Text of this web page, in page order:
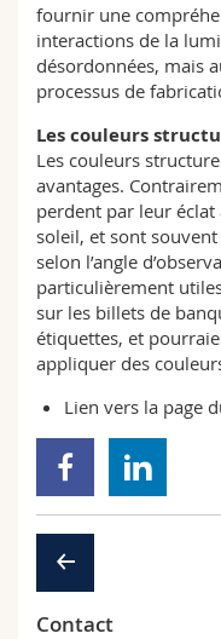
fournir une
interactions de la
désordonnées, mais
processus de
Les couleurs
Les couleurs
avantages.
perdent par leur éclat
soleil, et sont
selon l’angle
particulièrement
sur les billets de
étiquettes, et
appliquer des
Lien vers la page
Contact